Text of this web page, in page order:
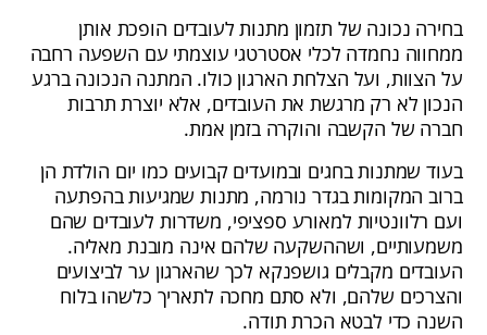
בחירה נכונה של תזמון מתנות לעובדים הופכת אותן
ממחווה נחמדה לכלי אסטרטגי עוצמתי עם השפעה רחבה
על הצוות, ועל הצלחת הארגון כולו. המתנה הנכונה ברגע
הנכון לא רק מרגשת את העובדים, אלא יוצרת תרבות
חברה של הקשבה והוקרה בזמן אמת.
בעוד שמתנות בחגים ובמועדים קבועים כמו יום הולדת הן
ברוב המקומות בגדר נורמה, מתנות שמגיעות בהפתעה
ועם רלוונטיות למאורע ספציפי, משדרות לעובדים שהם
משמעותיים, ושההשקעה שלהם אינה מובנת מאליה.
העובדים מקבלים גושפנקא לכך שהארגון ער לביצועים
והצרכים שלהם, ולא סתם מחכה לתאריך כלשהו בלוח
השנה כדי לבטא הכרת תודה.